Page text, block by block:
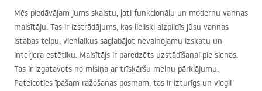
Mēs piedāvājam jums skaistu, ļoti funkcionālu un modernu vannas
maisītāju. Tas ir izstrādājums, kas lieliski aizpildīs jūsu vannas
istabas telpu, vienlaikus saglabājot nevainojamu izskatu un
interjera estētiku. Maisītājs ir paredzēts uzstādīšanai pie sienas.
Tas ir izgatavots no misiņa ar trīskāršu melnu pārklājumu.
Pateicoties īpašam ražošanas posmam, tas ir izturīgs un viegli